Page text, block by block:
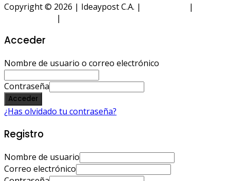
Copyright © 2026 | Ideaypost C.A. |
|
|
Acceder
Nombre de usuario o correo electrónico
Contraseña
Acceder
¿Has olvidado tu contraseña?
Registro
Nombre de usuario
Correo electrónico